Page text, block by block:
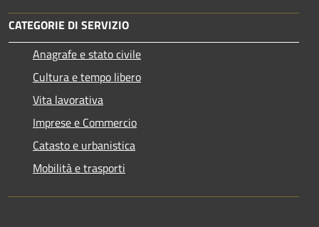
CATEGORIE DI SERVIZIO
Anagrafe e stato civile
Cultura e tempo libero
Vita lavorativa
Imprese e Commercio
Catasto e urbanistica
Mobilità e trasporti